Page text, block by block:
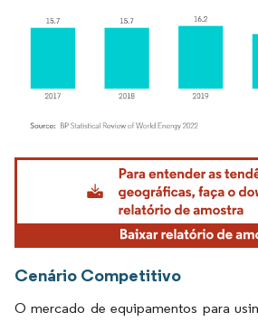
Imagem © Mordor Intelligence. O reuso requer
Cenário Competitivo
O mercado de equipamentos para